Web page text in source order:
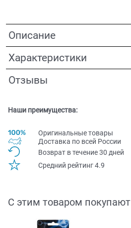
Описание
Характеристики
Отзывы
Наши преимущества:
Оригинальные товары
Доставка по всей Pоссии
Возврат в течение 30 дней
Средний рейтинг 4.9
С этим товаром покупают